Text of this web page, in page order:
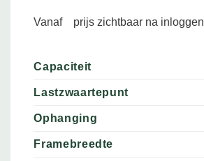
Vanaf prijs zichtbaar na inloggen
Capaciteit
Lastzwaartepunt
Ophanging
Framebreedte